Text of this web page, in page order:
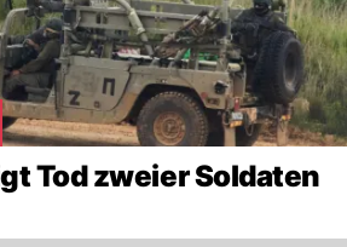
Tod zweier Soldaten